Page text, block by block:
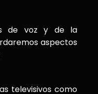
de voz y de la
aspectos
televisivos como